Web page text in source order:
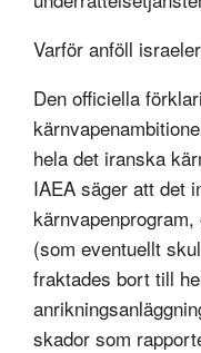
Varför anföll
Den officiella
hela det iranska
IAEA säger att det
(som eventuellt
fraktades bort till
skador som